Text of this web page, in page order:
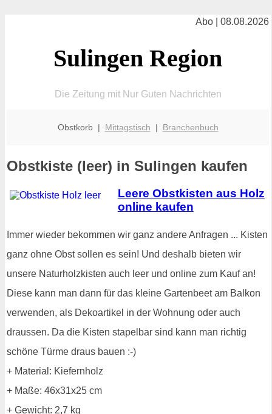
Abo | 08.08.2026
Sulingen Region
Die Zeitung mit Nur Guten Nachrichten
Obstkorb | Mittagstisch | Branchenbuch
Obstkiste (leer) in Sulingen kaufen
Leere Obstkisten aus Holz
online kaufen
Immer wieder bekommen wir ganz andere Anfragen ... Kisten
ganz ohne Obst sollen es sein! Und deshalb bieten wir
unsere Naturholzkisten auch leer und online zum Kauf an!
Diese kann man dann für das kleine Gartenbeet am Balkon
verwenden, als Dekoartikel in der Wohnung oder auch
draussen. Da die Kisten stapelbar sind kann man richtig
schöne Türme draus bauen :-)
+ Material: Kiefernholz
+ Maße: 46x31x25 cm
+ Gewicht: 2,7 kg